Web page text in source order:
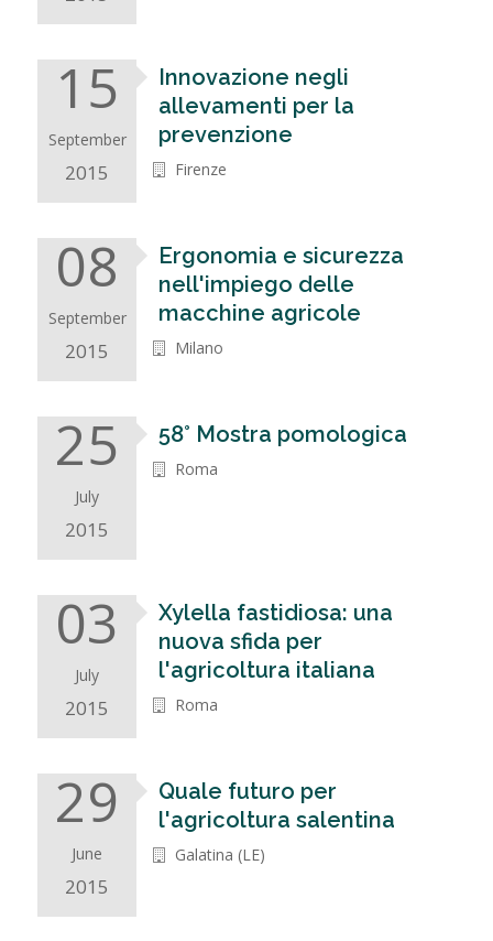
15
September
2015
Innovazione negli
allevamenti per la
prevenzione
Firenze
08
September
2015
Ergonomia e sicurezza
nell'impiego delle
macchine agricole
Milano
25
July
2015
58° Mostra pomologica
Roma
03
July
2015
Xylella fastidiosa: una
nuova sfida per
l'agricoltura italiana
Roma
29
June
2015
Quale futuro per
l'agricoltura salentina
Galatina (LE)